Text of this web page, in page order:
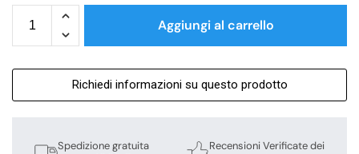
Aggiungi al carrello
Richiedi informazioni su questo prodotto
Spedizione gratuita
Recensioni Verificate dei